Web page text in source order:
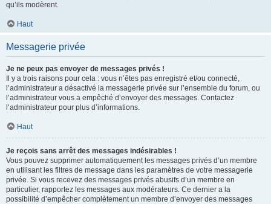
qu’ils modèrent.
Haut
Messagerie privée
Je ne peux pas envoyer de messages privés !
Il y a trois raisons pour cela : vous n’êtes pas enregistré et/ou connecté,
l’administrateur a désactivé la messagerie privée sur l’ensemble du forum, ou
l’administrateur vous a empêché d’envoyer des messages. Contactez
l’administrateur pour plus d’informations.
Haut
Je reçois sans arrêt des messages indésirables !
Vous pouvez supprimer automatiquement les messages privés d’un membre
en utilisant les filtres de message dans les paramètres de votre messagerie
privée. Si vous recevez des messages privés abusifs d’un membre en
particulier, rapportez les messages aux modérateurs. Ce dernier a la
possibilité d’empêcher complètement un membre d’envoyer des messages